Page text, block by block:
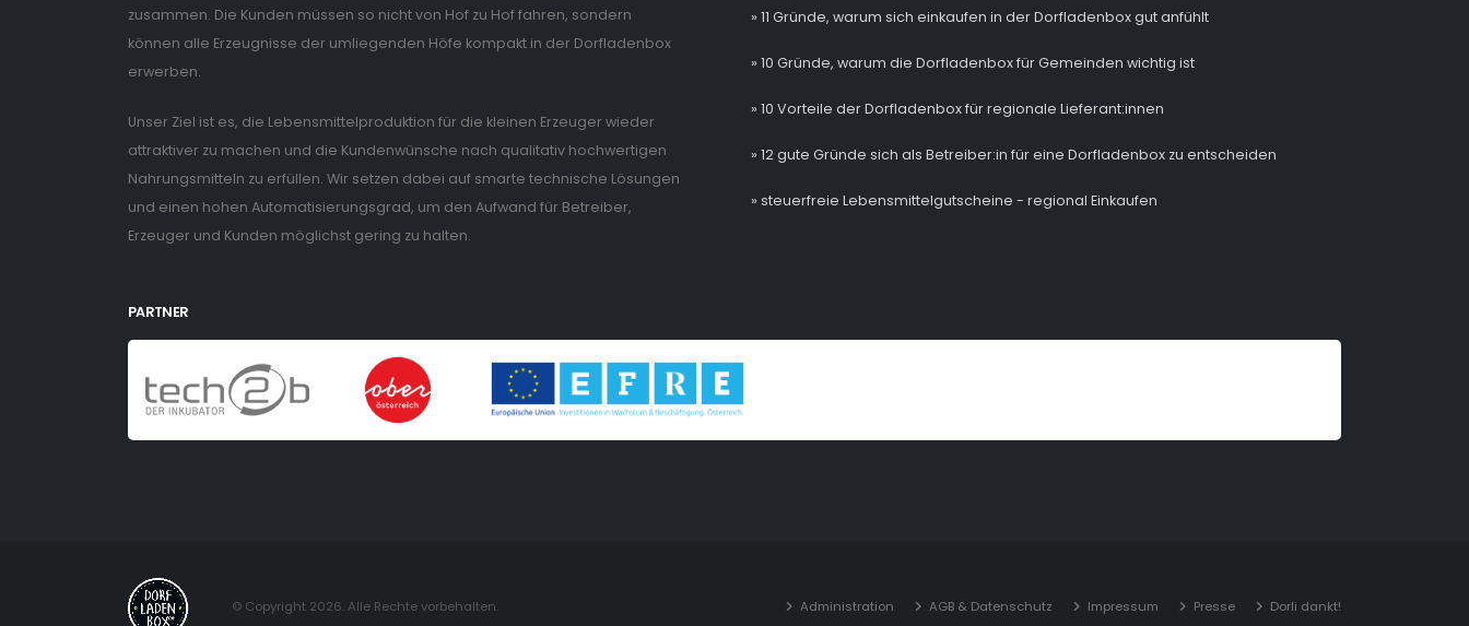
zusammen. Die Kunden müssen so nicht von Hof zu Hof fahren, sondern
können alle Erzeugnisse der umliegenden Höfe kompakt in der Dorfladenbox
erwerben.
Unser Ziel ist es, die Lebensmittelproduktion für die kleinen Erzeuger wieder
attraktiver zu machen und die Kundenwünsche nach qualitativ hochwertigen
Nahrungsmitteln zu erfüllen. Wir setzen dabei auf smarte technische Lösungen
und einen hohen Automatisierungsgrad, um den Aufwand für Betreiber,
Erzeuger und Kunden möglichst gering zu halten.
» 11 Gründe, warum sich einkaufen in der Dorfladenbox gut anfühlt
» 10 Gründe, warum die Dorfladenbox für Gemeinden wichtig ist
» 10 Vorteile der Dorfladenbox für regionale Lieferant:innen
» 12 gute Gründe sich als Betreiber:in für eine Dorfladenbox zu entscheiden
» steuerfreie Lebensmittelgutscheine - regional Einkaufen
PARTNER
© Copyright 2026. Alle Rechte vorbehalten. Administration AGB & Datenschutz Impressum Presse Dorli dankt!